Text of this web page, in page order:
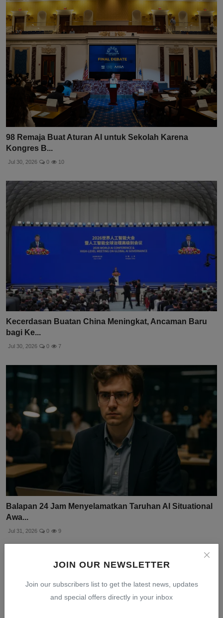
JOIN OUR NEWSLETTER
Join our subscribers list to get the latest news, updates
and special offers directly in your inbox
98 Remaja Buat Aturan AI untuk Sekolah Karena
Kongres B...
Jul 30, 2026 0 10
Kecerdasan Buatan China Meningkat, Ancaman Baru
bagi Ke...
Jul 30, 2026 0 7
Balapan 24 Jam Menyelamatkan Taruhan AI Situational
Awa...
Jul 31, 2026 0 9